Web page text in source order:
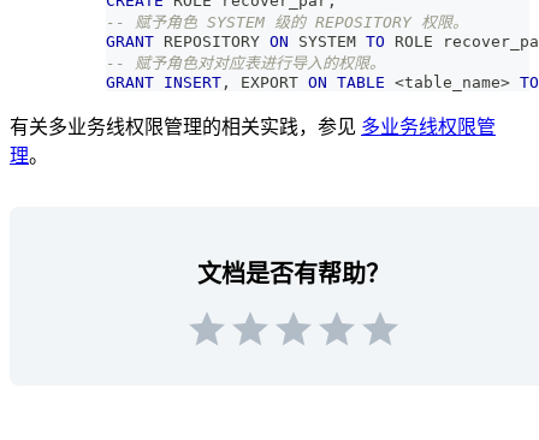
-- 赋予角色 SYSTEM 级的 REPOSITORY 权限。
GRANT REPOSITORY ON SYSTEM TO ROLE
-- 赋予角色对对应表进行导入的权限。
GRANT INSERT , EXPORT ON TABLE <table_name> TO
有关多业务线权限管理的相关实践，参见 多业务线权限管
理。
文档是否有帮助？